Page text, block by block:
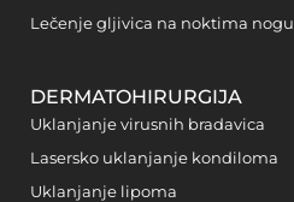
Lečenje gljivica na noktima nogu
DERMATOHIRURGIJA
Uklanjanje virusnih bradavica
Lasersko uklanjanje kondiloma
Uklanjanje lipoma